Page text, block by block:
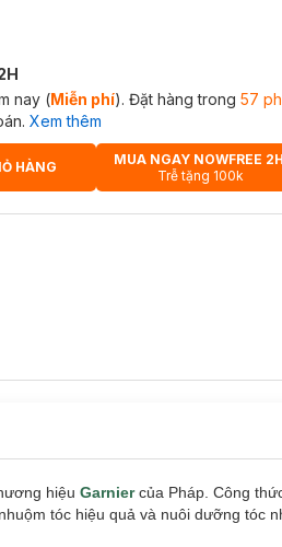
nay (Miễn phí). Đặt hàng trong 57
Xem thêm
PLUS ICON
HÀNG
MUA NGAY NOWFREE 2H
Trễ tặng 100k
hiệu Garniercủa Pháp. Công
tóc hiệu quả và nuôi dưỡng tóc